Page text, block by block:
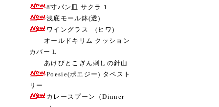
8寸パン皿 サクラ 1
浅底モール鉢(透)
ワイングラス (ヒワ)
オールドキリム クッション
カバー L
あけびとこぎん刺しの針山
Poesie(ポエジー) タペスト
リー
カレースプーン（Dinner